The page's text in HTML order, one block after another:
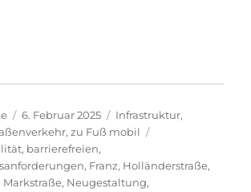
Veröffentlicht
am
6. Februar 2025 Kategorien
Infrastruktur,
,zu Fuß mobil
, barrierefreien,
, Franz, Holländerstraße,
Markstraße, Neugestaltung,